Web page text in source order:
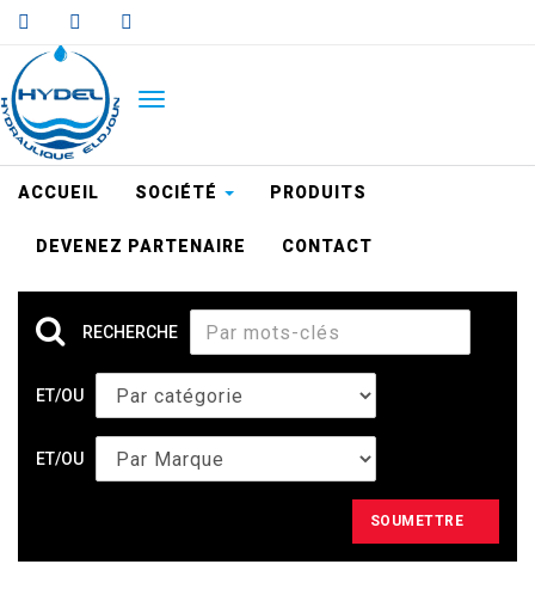
Aller
contenu
principal
TOGGLE
ACCUEIL SOCIÉTÉ PRODUITS
DEVENEZ PARTENAIRE CONTACT
RECHERCHE
ET/OU
ET/OU
SOUMETTRE